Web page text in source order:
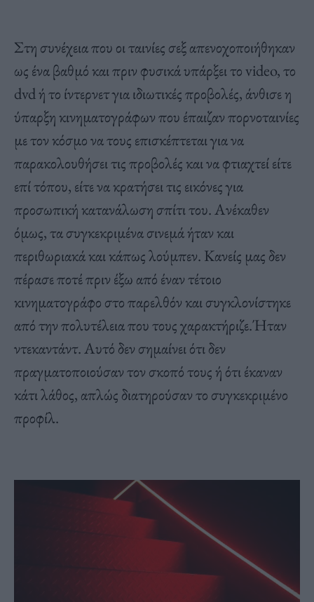
Στη συνέχεια που οι ταινίες σεξ απενοχοποιήθηκαν
ως ένα βαθμό και πριν φυσικά υπάρξει το video, το
dvd ή το ίντερνετ για ιδιωτικές προβολές, άνθισε η
ύπαρξη κινηματογράφων που έπαιζαν πορνοταινίες
με τον κόσμο να τους επισκέπτεται για να
παρακολουθήσει τις προβολές και να φτιαχτεί είτε
επί τόπου, είτε να κρατήσει τις εικόνες για
προσωπική κατανάλωση σπίτι του. Ανέκαθεν
όμως, τα συγκεκριμένα σινεμά ήταν και
περιθωριακά και κάπως λούμπεν. Κανείς μας δεν
πέρασε ποτέ πριν έξω από έναν τέτοιο
κινηματογράφο στο παρελθόν και συγκλονίστηκε
από την πολυτέλεια που τους χαρακτήριζε.Ήταν
ντεκαντάντ. Αυτό δεν σημαίνει ότι δεν
πραγματοποιούσαν τον σκοπό τους ή ότι έκαναν
κάτι λάθος, απλώς διατηρούσαν το συγκεκριμένο
προφίλ.